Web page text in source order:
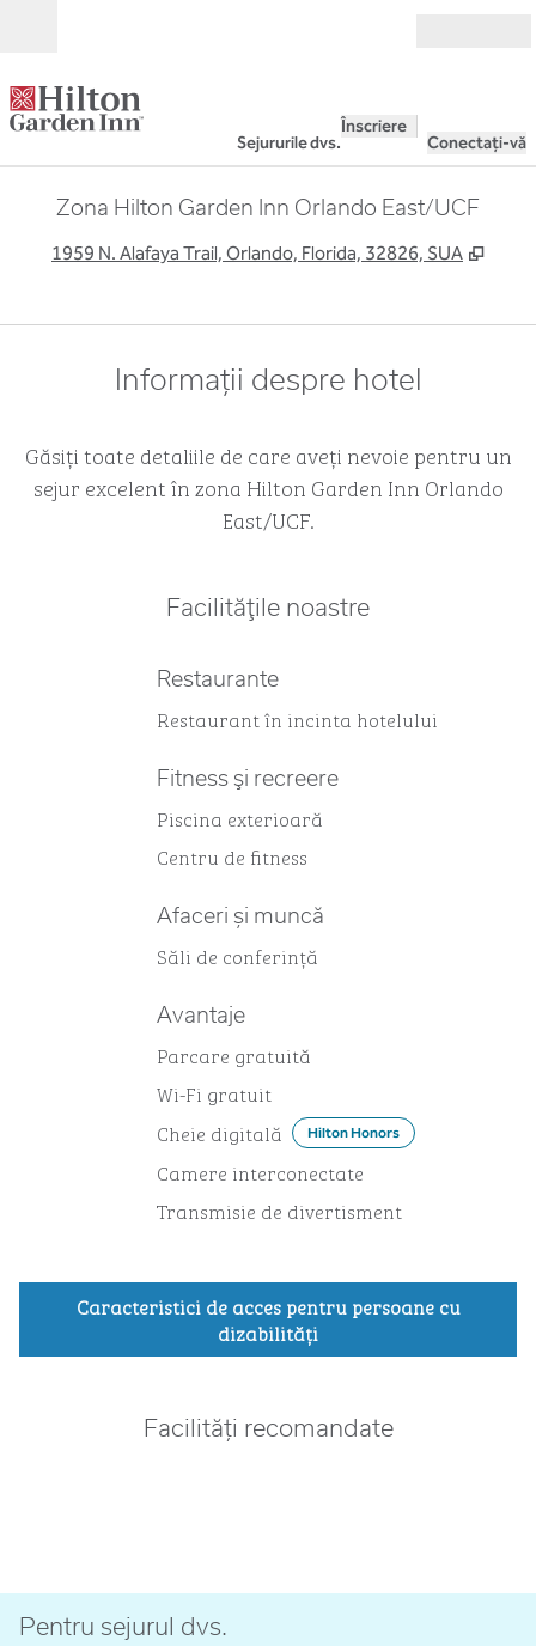
Sejururile dvs.
Înscriere
Conectați-vă
Zona Hilton Garden Inn Orlando East/UCF
1959 N. Alafaya Trail, Orlando, Florida, 32826, SUA ,
Informații despre hotel
Găsiți toate detaliile de care aveți nevoie pentru un
sejur excelent în zona Hilton Garden Inn Orlando
East/UCF.
Facilităţile noastre
Restaurante
Restaurant în incinta hotelului
Fitness şi recreere
Piscina exterioară
Centru de fitness
Afaceri și muncă
Săli de conferință
Avantaje
Parcare gratuită
Wi-Fi gratuit
Cheie digitală
Hilton Honors
Camere interconectate
Transmisie de divertisment
Caracteristici de acces pentru persoane cu
dizabilităţi
Facilități recomandate
PISCINĂ
Pentru sejurul dvs.